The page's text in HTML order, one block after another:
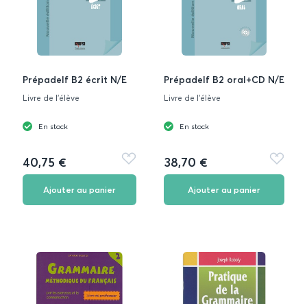
Prépadelf B2 écrit N/E
Livre de l'élève
En stock
40,75 €
Ajouter
aux
Ajouter au panier
Prépadelf B2 oral+CD N/E
Livre de l'élève
En stock
38,70 €
Ajouter
aux
Ajouter au panier